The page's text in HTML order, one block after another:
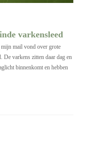
varkensleed
mail vond over grote
De varkens zitten daar dag en
binnenkomt en hebben